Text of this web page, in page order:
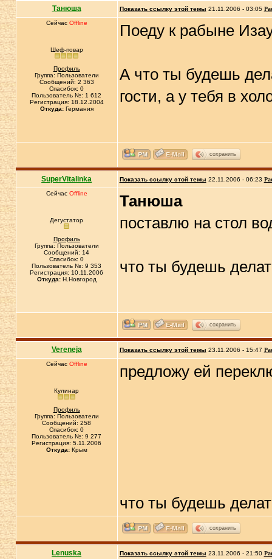
Танюша Показать ссылку этой темы 21.11.2006 - 03:05
Сейчас Offline
Шеф-повар
Профиль
Группа: Пользователи
Сообщений: 2 363
Спасибок: 0
Пользователь №: 1 612
Регистрация: 18.12.2004
Откуда:Германия
Поеду к рабыне
А что ты будешь
гости, а у тебя в
сохранить
SuperVitalinka Показать ссылку этой темы 22.11.2006 - 06:23
Сейчас Offline
Дегустатор
Профиль
Группа: Пользователи
Сообщений: 14
Спасибок: 0
Пользователь №: 9 353
Регистрация: 10.11.2006
Откуда:Н.Новгород
Танюша
поставлю на стол
что ты будешь
сохранить
Vereneja Показать ссылку этой темы 23.11.2006 - 15:47
Сейчас Offline
Кулинар
Профиль
Группа: Пользователи
Сообщений: 258
Спасибок: 0
Пользователь №: 9 277
Регистрация: 5.11.2006
Откуда:Крым
предложу ей
что ты будешь
сохранить
Lenuska Показать ссылку этой темы 23.11.2006 - 21:50